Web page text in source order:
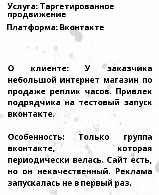
Услуга: Таргетированное
продвижение
Платформа: Вконтакте
О клиенте: У заказчика
небольшой интернет магазин по
продаже реплик часов. Привлек
подрядчика на тестовый запуск
вконтакте.
Особенность: Только группа
вконтакте, которая
периодически велась. Сайт есть,
но он некачественный. Реклама
запускалась не в первый раз.